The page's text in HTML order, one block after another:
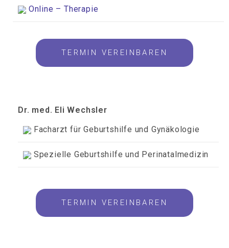
Online – Therapie
TERMIN VEREINBAREN
Dr. med. Eli Wechsler
Facharzt für Geburtshilfe und Gynäkologie
Spezielle Geburtshilfe und Perinatalmedizin
TERMIN VEREINBAREN